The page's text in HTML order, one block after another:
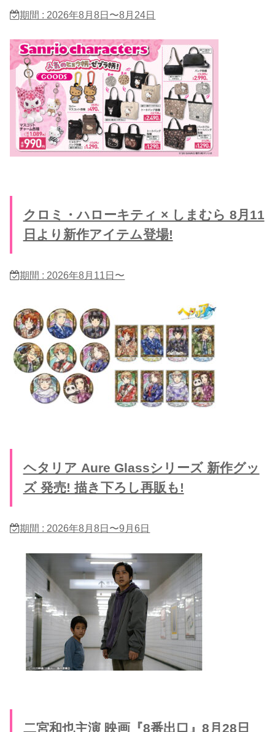
期間 : 2026年8月8日〜8月24日
クロミ・ハローキティ × しまむら 8月11
日より新作アイテム登場!
期間 : 2026年8月11日〜
ヘタリア Aure Glassシリーズ 新作グッ
ズ 発売! 描き下ろし再販も!
期間 : 2026年8月8日〜9月6日
二宮和也主演 映画『8番出口』8月28日